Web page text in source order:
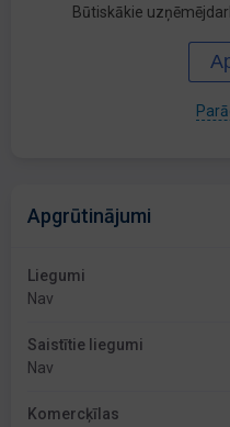
Būtiskākie
Apgrūtinājumi
Liegumi
Nav
Saistītie liegumi
Nav
Komercķīlas